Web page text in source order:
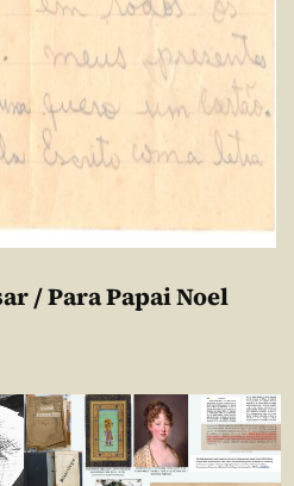
/ Para Papai Noel